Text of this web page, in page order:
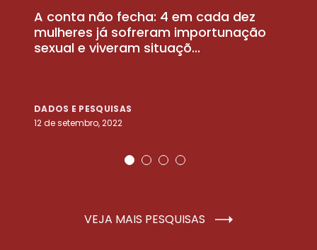
A conta não fecha: 4 em cada dez
mulheres já sofreram importunação
sexual e viveram situaçõ...
DADOS E PESQUISAS
12 de setembro, 2022
VEJA MAIS PESQUISAS